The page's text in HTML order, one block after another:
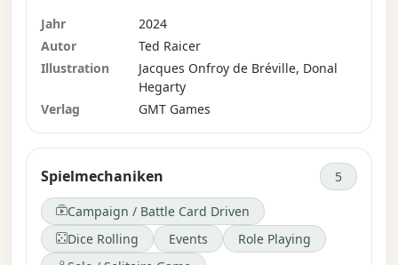
Schicksal Frankreichs, und ganz Europa hat
sich mit den französischen Royalisten
verbündet, um Frankreich zu stürzen, die
Revolution zu beenden und Frieden und
Sicherheit für die erblichen Prinzipien
Als ehrgeiziger, aber unbekannter junger
Artillerieoffizier, der Französisch mit
korsischem Akzent spricht, scheinen Sie ein
Jahr
2024
Autor
Ted Raicer
Illustration
Jacques Onfroy de Bréville, Donal
Hegarty
Verlag
GMT Games
Spielmechaniken 5
Campaign / Battle Card Driven
Dice Rolling
Events
Role Playing